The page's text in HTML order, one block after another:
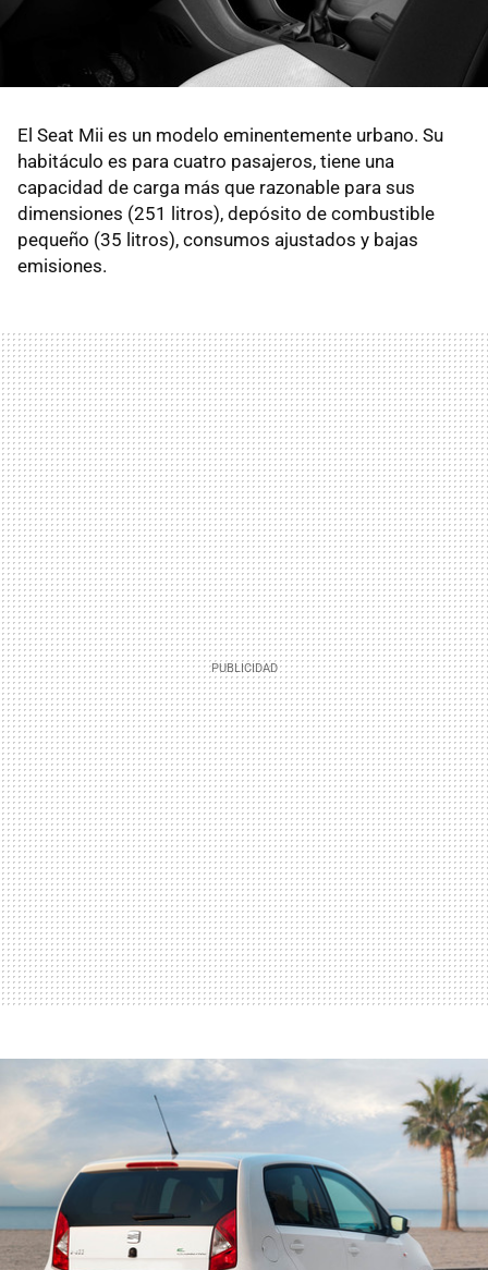
El Seat Mii es un modelo eminentemente urbano. Su
habitáculo es para cuatro pasajeros, tiene una
capacidad de carga más que razonable para sus
dimensiones (251 litros), depósito de combustible
pequeño (35 litros), consumos ajustados y bajas
emisiones.